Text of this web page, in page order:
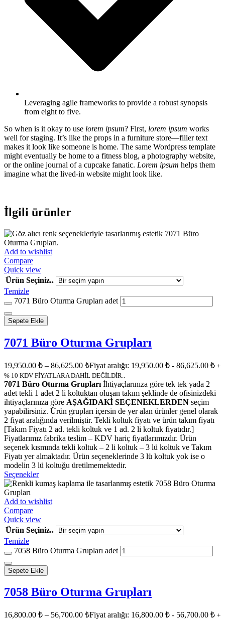
Leveraging agile frameworks to provide a robust synopsis
from eight to five.
So when is it okay to use lorem ipsum? First, lorem ipsum works
well for staging. It’s like the props in a furniture store—filler text
makes it look like someone is home. The same Wordpress template
might eventually be home to a fitness blog, a photography website,
or the online journal of a cupcake fanatic. Lorem ipsum helps them
imagine what the lived-in website might look like.
İlgili ürünler
Add to wishlist
Compare
Quick view
Ürün Seçiniz..
Temizle
7071 Büro Oturma Grupları adet
Sepete Ekle
7071 Büro Oturma Grupları
19,950.00 ₺ – 86,625.00 ₺Fiyat aralığı: 19,950.00 ₺ - 86,625.00 ₺ +
% 10 KDV FİYATLARA DAHİL DEĞİLDİR..
7071 Büro Oturma Grupları İhtiyaçlarınıza göre tek tek yada 2
adet tekli 1 adet 2 li koltuktan oluşan takım şeklinde de ofisinizdeki
ihtiyaçlarınıza göre AŞAĞIDAKİ SEÇENEKLERDEN seçim
yapabilirsiniz. Ürün grupları içersin de yer alan ürünler genel olarak
2 fiyat aralığında verilmiştir. Tekli koltuk fiyatı ve ürün takım fiyatı
[Takım Fiyatı 2 ad. tekli koltuk ve 1 ad. 2 li koltuk fiyatıdır.]
Fiyatlarımız fabrika teslim – KDV hariç fiyatlarımızdır. Ürün
seçenek kısmında tekli koltuk – 2 li koltuk – 3 lü koltuk ve Takım
Fiyatı yer almaktadır. Ürün seçeneklerinde 3 lü koltuk yok ise o
modelin 3 lü koltuğu üretilmemektedir.
Seçenekler
Add to wishlist
Compare
Quick view
Ürün Seçiniz..
Temizle
7058 Büro Oturma Grupları adet
Sepete Ekle
7058 Büro Oturma Grupları
16,800.00 ₺ – 56,700.00 ₺Fiyat aralığı: 16,800.00 ₺ - 56,700.00 ₺ +